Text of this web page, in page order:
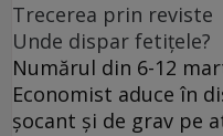
Trecerea prin reviste
Unde dispar fetiţele?
Numărul din 6-12
Economist aduce în
şocant şi de grav pe